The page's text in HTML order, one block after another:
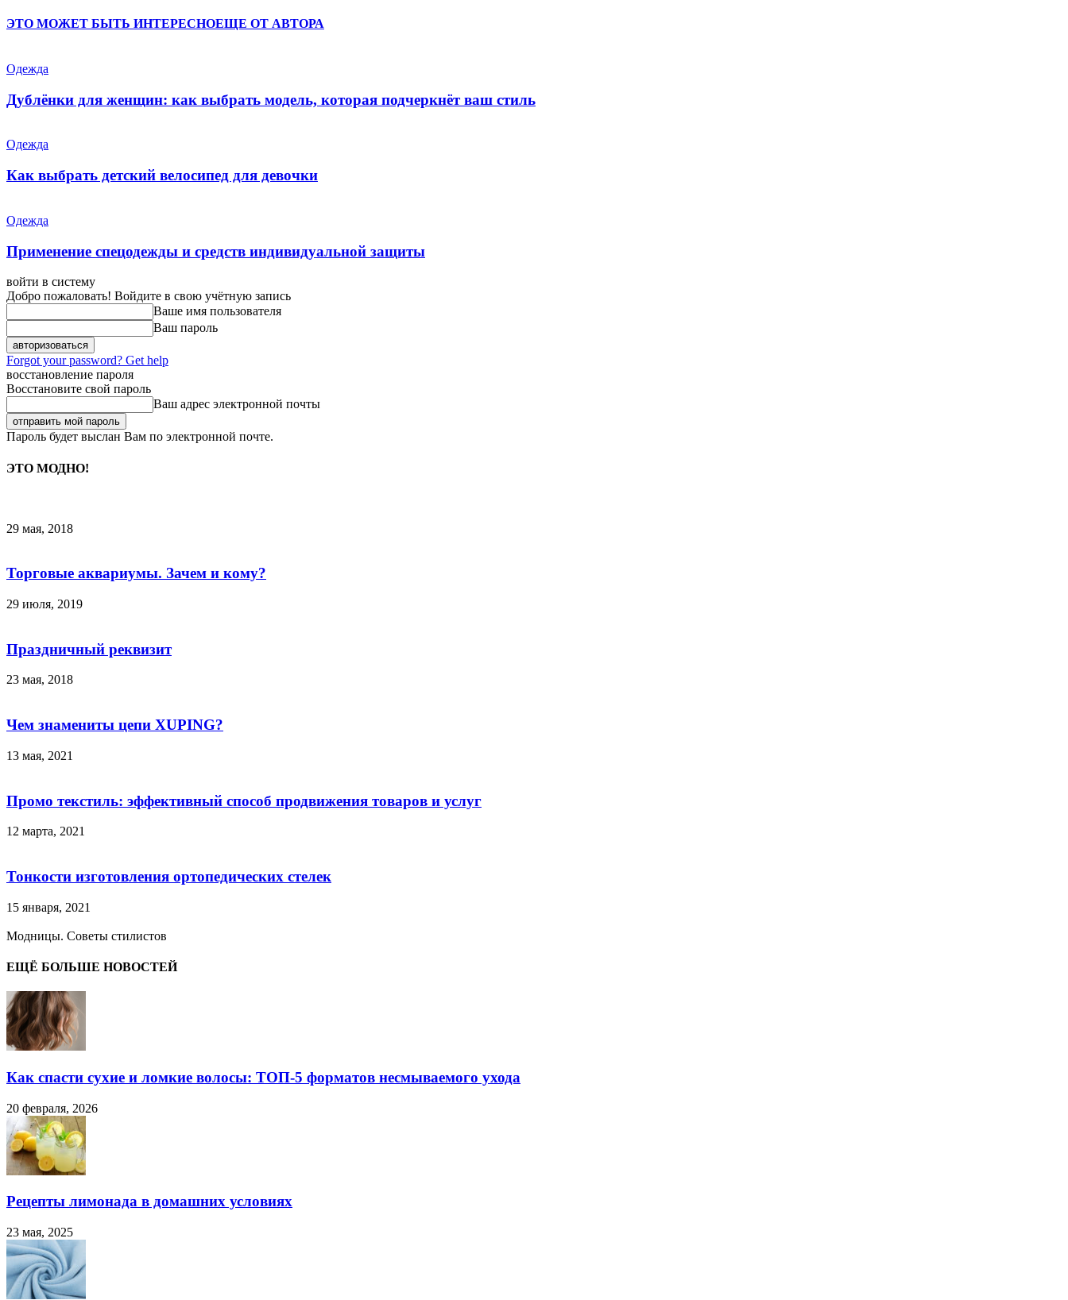
ЭТО МОЖЕТ БЫТЬ ИНТЕРЕСНОЕЩЕ ОТ АВТОРА
Одежда
Дублёнки для женщин: как выбрать модель, которая подчеркнёт ваш стиль
Одежда
Как выбрать детский велосипед для девочки
Одежда
Применение спецодежды и средств индивидуальной защиты
войти в систему
Добро пожаловать! Войдите в свою учётную запись
Ваше имя пользователя
Ваш пароль
Forgot your password? Get help
восстановление пароля
Восстановите свой пароль
Ваш адрес электронной почты
Пароль будет выслан Вам по электронной почте.
ЭТО МОДНО!
29 мая, 2018
Торговые аквариумы. Зачем и кому?
29 июля, 2019
Праздничный реквизит
23 мая, 2018
Чем знамениты цепи XUPING?
13 мая, 2021
Промо текстиль: эффективный способ продвижения товаров и услуг
12 марта, 2021
Тонкости изготовления ортопедических стелек
15 января, 2021
Модницы. Советы стилистов
ЕЩЁ БОЛЬШЕ НОВОСТЕЙ
Как спасти сухие и ломкие волосы: ТОП-5 форматов несмываемого ухода
20 февраля, 2026
Рецепты лимонада в домашних условиях
23 мая, 2025